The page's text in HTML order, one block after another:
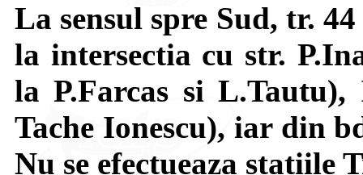
La sensul spre Sud, tr.
la intersectia cu str.
la P.Farcas si
Tache Ionescu), iar din
Nu se efectueaza statiile